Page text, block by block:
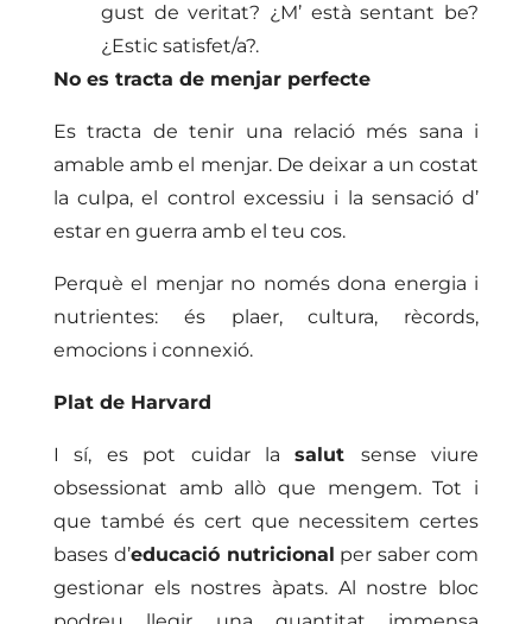
gust de veritat? ¿M’ està sentant be?
¿Estic satisfet/a?.
No es tracta de menjar perfecte
Es tracta de tenir una relació més sana i
amable amb el menjar. De deixar a un costat
la culpa, el control excessiu i la sensació d’
estar en guerra amb el teu cos.
Perquè el menjar no només dona energia i
nutrientes: és plaer, cultura, rècords,
emocions i connexió.
Plat deHarvard
I sí, es pot cuidar lasalut sense viure
obsessionat amb allò que mengem. Tot i
que també és cert que necessitem certes
bases d’educació nutricional per saber com
gestionar els nostres àpats. Al nostre bloc